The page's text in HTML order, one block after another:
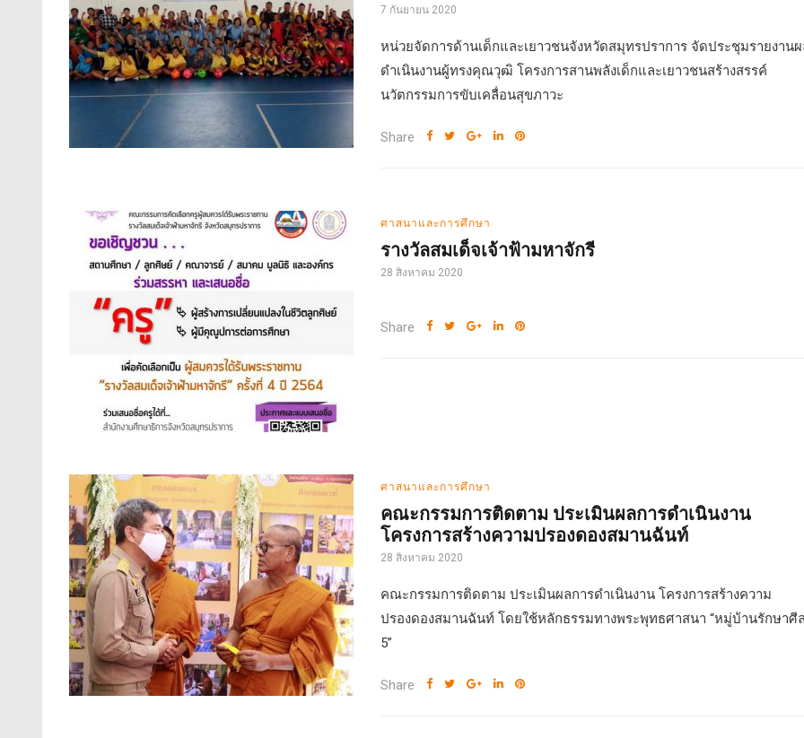
7 กันยายน 2020
หน่วยจัดการด้านเด็กและเยาวชนจังหวัดสมุทรปราการ จัดประชุมรายงาน
ดำเนินงานผู้ทรงคุณวุฒิ โครงการสานพลังเด็กและเยาวชนสร้างสรรค์
นวัตกรรมการขับเคลื่อนสุขภาวะ
Share
ศาสนาและการศึกษา
รางวัลสมเด็จเจ้าฟ้ามหาจักรี
28 สิงหาคม 2020
Share
ศาสนาและการศึกษา
คณะกรรมการติดตาม ประเมินผลการดำเนินงาน
โครงการสร้างความปรองดองสมานฉันท์
28 สิงหาคม 2020
คณะกรรมการติดตาม ประเมินผลการดำเนินงาน โครงการสร้างความ
ปรองดองสมานฉันท์ โดยใช้หลักธรรมทางพระพุทธศาสนา “หมู่บ้านรักษาศี
5”
Share